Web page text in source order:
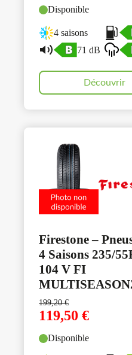
Disponible
4 saisons
71 dB
Découvrir
Firestone –
4 Saisons 235/
104 V FI
199,20€
119,50 €
Disponible